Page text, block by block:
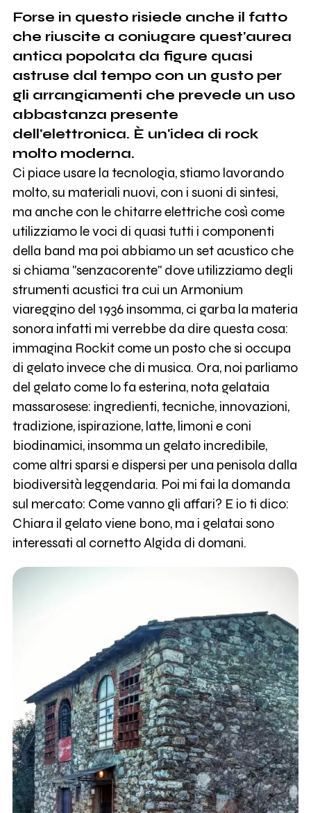
Forse in questo risiede anche il fatto
che riuscite a coniugare quest'aurea
antica popolata da figure quasi
astruse dal tempo con un gusto per
gli arrangiamenti che prevede un uso
abbastanza presente
dell'elettronica. È un'idea di rock
molto moderna.
Ci piace usare la tecnologia, stiamo lavorando
molto, su materiali nuovi, con i suoni di sintesi,
ma anche con le chitarre elettriche così come
utilizziamo le voci di quasi tutti i componenti
della band ma poi abbiamo un set acustico che
si chiama "senzacorente" dove utilizziamo degli
strumenti acustici tra cui un Armonium
viareggino del 1936 insomma, ci garba la materia
sonora infatti mi verrebbe da dire questa cosa:
immagina Rockit come un posto che si occupa
di gelato invece che di musica. Ora, noi parliamo
del gelato come lo fa esterina, nota gelataia
massarosese: ingredienti, tecniche, innovazioni,
tradizione, ispirazione, latte, limoni e coni
biodinamici, insomma un gelato incredibile,
come altri sparsi e dispersi per una penisola dalla
biodiversità leggendaria. Poi mi fai la domanda
sul mercato: Come vanno gli affari? E io ti dico:
Chiara il gelato viene bono, ma i gelatai sono
interessati al cornetto Algida di domani.